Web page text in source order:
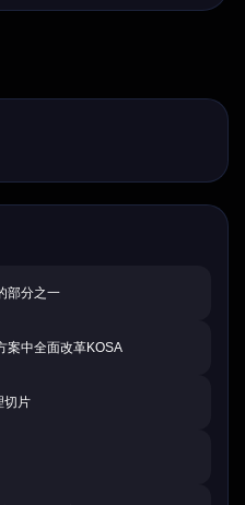
部分之一
案中全面改革KOSA
切片